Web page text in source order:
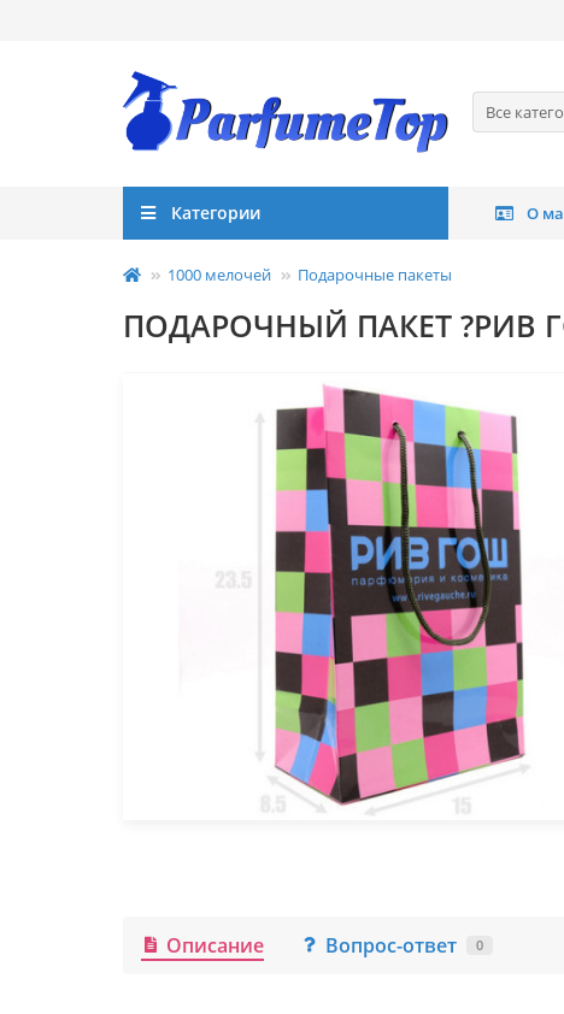
Все
Категории О
1000 мелочей Подарочные пакеты
ПОДАРОЧНЫЙ ПАКЕТ ?РИВ
Описание Вопрос-ответ 0